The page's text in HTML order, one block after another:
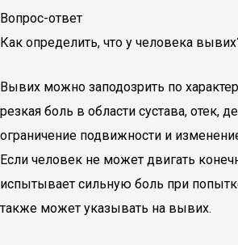
Вопрос-ответ
Как определить, что у человека
Вывих можно заподозрить по
резкая боль в области сустава, отек,
ограничение подвижности и
Если человек не может двигать
испытывает сильную боль при
также может указывать на вывих.